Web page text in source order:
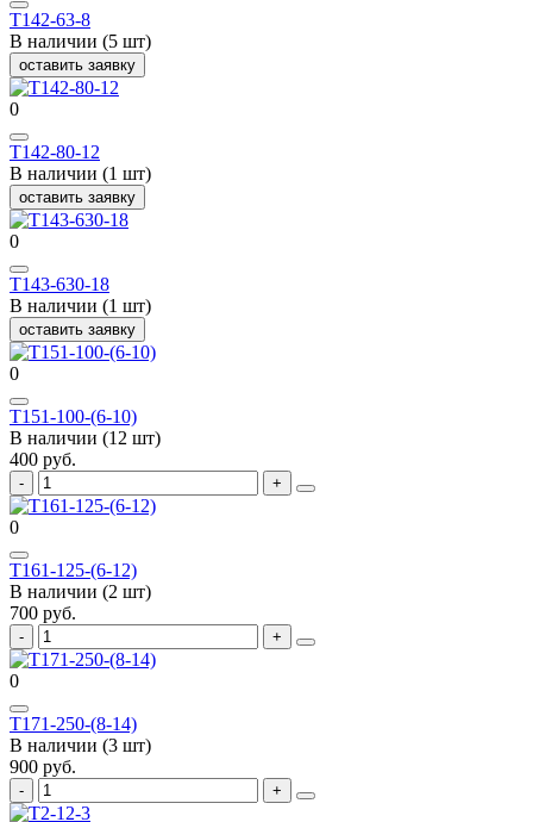
Т142-63-8
В наличии (5 шт)
оставить заявку
0
Т142-80-12
В наличии (1 шт)
оставить заявку
0
Т143-630-18
В наличии (1 шт)
оставить заявку
0
Т151-100-(6-10)
В наличии (12 шт)
400 руб.
0
Т161-125-(6-12)
В наличии (2 шт)
700 руб.
0
Т171-250-(8-14)
В наличии (3 шт)
900 руб.